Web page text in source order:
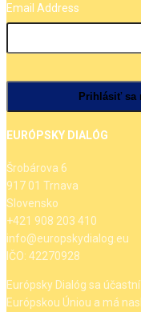
Email Address
EURÓPSKY DIALÓG
Šrobárova 6
917 01 Trnava
Slovensko
+421 908 203 410
info@europskydialog.eu
IČO: 42270928
Európsky Dialóg sa
Európskou Úniou a má